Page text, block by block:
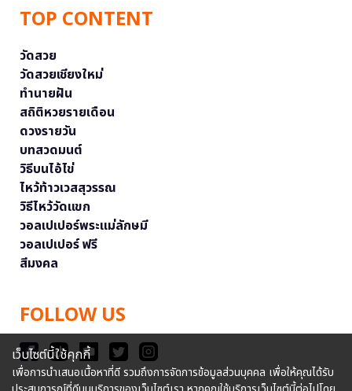
TOP CONTENT
วัดสวย
วัดสวยเชียงใหม่
ทำนายฝัน
สถิติหวยรายเดือน
ดวงรายวัน
บทสวดมนต์
วิธีบนไอ้ไข่
ไหว้ท้าวเวสสุวรรณ
วิธีไหว้วัดแขก
วอลเปเปอร์พระแม่ลักษมี
วอลเปเปอร์ ฟรี
สีมงคล
FOLLOW US
เว็บไซต์นี้ใช้คุกกี้
เพื่อการนำเสนอเนื้อหาที่ดี รวมถึงการจัดการข้อมูลส่วนบุคคล เพื่อให้คุณได้รับ